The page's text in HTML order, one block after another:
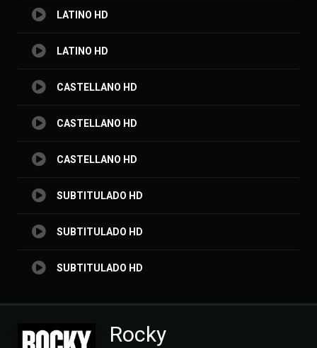
LATINO HD
LATINO HD
CASTELLANO HD
CASTELLANO HD
CASTELLANO HD
SUBTITULADO HD
SUBTITULADO HD
SUBTITULADO HD
Rocky